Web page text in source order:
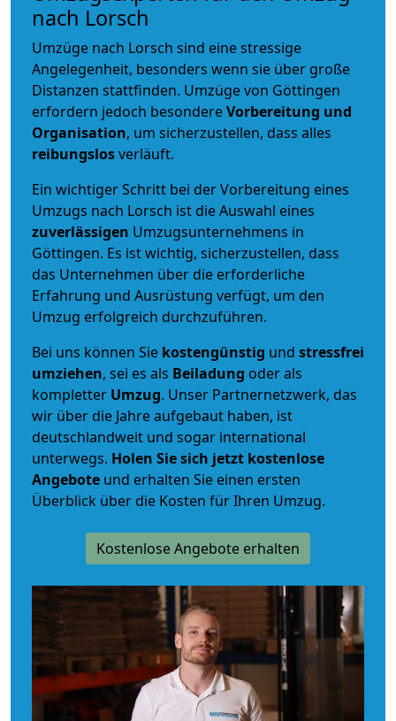
nach Lorsch
Umzüge nach Lorsch sind eine stressige
Angelegenheit, besonders wenn sie über große
Distanzen stattfinden. Umzüge von Göttingen
erfordern jedoch besondereVorbereitung und
Organisation, um sicherzustellen, dass alles
reibungslosverläuft.
Ein wichtiger Schritt bei der Vorbereitung eines
Umzugs nach Lorsch ist die Auswahl eines
zuverlässigen Umzugsunternehmens in
Göttingen. Es ist wichtig, sicherzustellen, dass
das Unternehmen über die erforderliche
Erfahrung und Ausrüstung verfügt, um den
Umzug erfolgreich durchzuführen.
Bei uns können Sie kostengünstig und stressfrei
umziehen, sei es als Beiladung oder als
kompletter Umzug. Unser Partnernetzwerk, das
wir über die Jahre aufgebaut haben, ist
deutschlandweit und sogar international
unterwegs. Holen Sie sich jetzt kostenlose
Angebote und erhalten Sie einen ersten
Überblick über die Kosten für Ihren Umzug.
Kostenlose Angebote erhalten